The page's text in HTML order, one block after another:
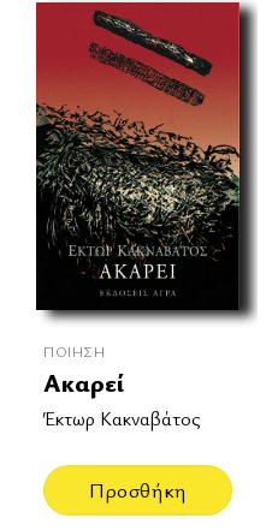
ΠΟΊΗΣΗ
Ακαρεί
Έκτωρ Κακναβάτος
Προσθήκη